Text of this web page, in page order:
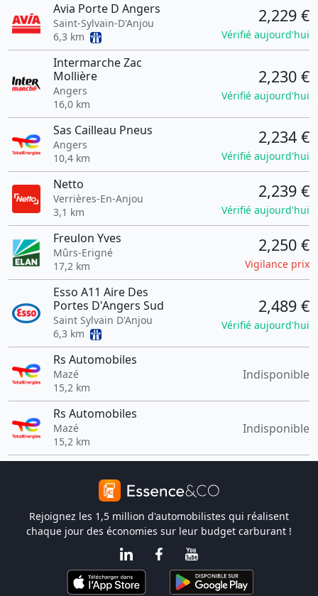
Avia Porte D Angers
Saint-Sylvain-D'Anjou
6,3 km
2,229 €
Vérifié aujourd'hui
Intermarche Zac
Mollière
Angers
16,0 km
2,230 €
Vérifié aujourd'hui
Sas Cailleau Pneus
Angers
10,4 km
2,234 €
Vérifié aujourd'hui
Netto
Verrières-En-Anjou
3,1 km
2,239 €
Vérifié aujourd'hui
Freulon Yves
Mûrs-Erigné
17,2 km
2,250 €
Vigilance prix
Esso A11 Aire Des
Portes D'Angers Sud
Saint Sylvain D'Anjou
6,3 km
2,489 €
Vérifié aujourd'hui
Rs Automobiles
Mazé
15,2 km
Indisponible
Rs Automobiles
Mazé
15,2 km
Indisponible
Rejoignez les 1,5 million d'automobilistes qui réalisent
chaque jour des économies sur leur budget carburant !